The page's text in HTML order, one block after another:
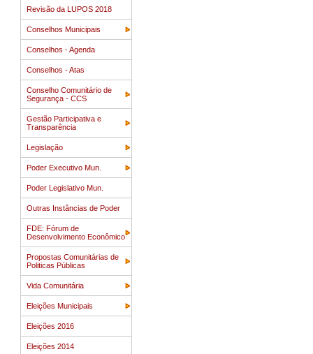
Revisão da LUPOS 2018
Conselhos Municipais
Conselhos - Agenda
Conselhos - Atas
Conselho Comunitário de
Segurança - CCS
Gestão Participativa e
Transparência
Legislação
Poder Executivo Mun.
Poder Legislativo Mun.
Outras Instâncias de Poder
FDE: Fórum de
Desenvolvimento Econômico
Propostas Comunitárias de
Politicas Públicas
Vida Comunitária
Eleições Municipais
Eleições 2016
Eleições 2014